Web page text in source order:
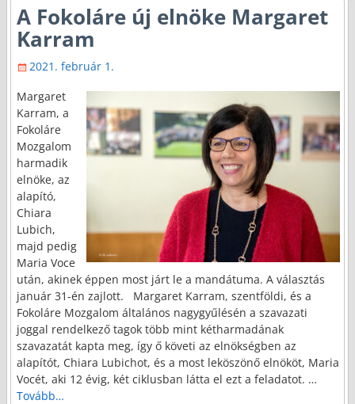
A Fokoláre új elnöke Margaret
Karram
2021. február 1.
Margaret
Karram, a
Fokoláre
Mozgalom
harmadik
elnöke, az
alapító,
Chiara
Lubich,
majd pedig
Maria Voce
után, akinek éppen most járt le a mandátuma. A választás
január 31-én zajlott. Margaret Karram, szentföldi, és a
Fokoláre Mozgalom általános nagygyűlésén a szavazati
joggal rendelkező tagok több mint kétharmadának
szavazatát kapta meg, így ő követi az elnökségben az
alapítót, Chiara Lubichot, és a most leköszönő elnököt, Maria
Vocét, aki 12 évig, két ciklusban látta el ezt a feladatot. …
Tovább…